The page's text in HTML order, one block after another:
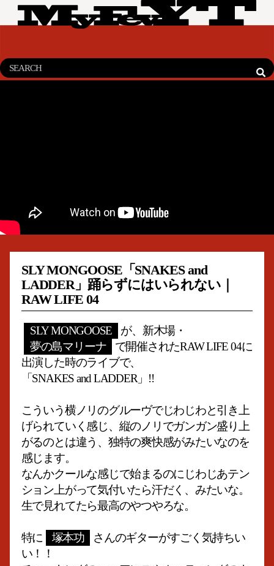
SLY MONGOOSE「SNAKES and
LADDER」踊らずにはいられない｜
RAW LIFE 04
SLY MONGOOSE
が、新木場・
夢の島マリーナ
で開催されたRAW LIFE 04に
出演した時のライブで、
「SNAKES and LADDER」!!
こういう横ノリのグルーヴでじわじわと引き上
げられていく感じ、縦のノリでガンガン盛り上
がるのとは違う、独特の爽快感がみたいなのを
感じます。
なんかクールな感じで始まるのにじわじあテン
ション上がって気付いたら汗だく、みたいな。
生で見れてたら最高のやつやろな。
特に 塚本功
さんのギターがすごく気持ちい
い！！